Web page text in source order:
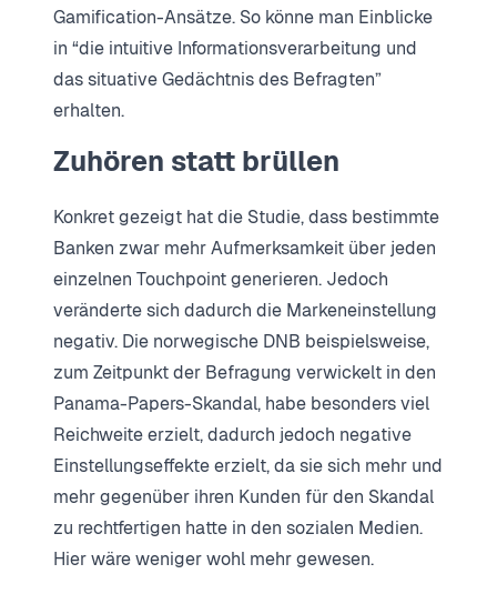
Gamification-Ansätze. So könne man Einblicke
in “die intuitive Informationsverarbeitung und
das situative Gedächtnis des Befragten”
erhalten.
Zuhören statt brüllen
Konkret gezeigt hat die Studie, dass bestimmte
Banken zwar mehr Aufmerksamkeit über jeden
einzelnen Touchpoint generieren. Jedoch
veränderte sich dadurch die Markeneinstellung
negativ. Die norwegische DNB beispielsweise,
zum Zeitpunkt der Befragung verwickelt in den
Panama-Papers-Skandal, habe besonders viel
Reichweite erzielt, dadurch jedoch negative
Einstellungseffekte erzielt, da sie sich mehr und
mehr gegenüber ihren Kunden für den Skandal
zu rechtfertigen hatte in den sozialen Medien.
Hier wäre weniger wohl mehr gewesen.